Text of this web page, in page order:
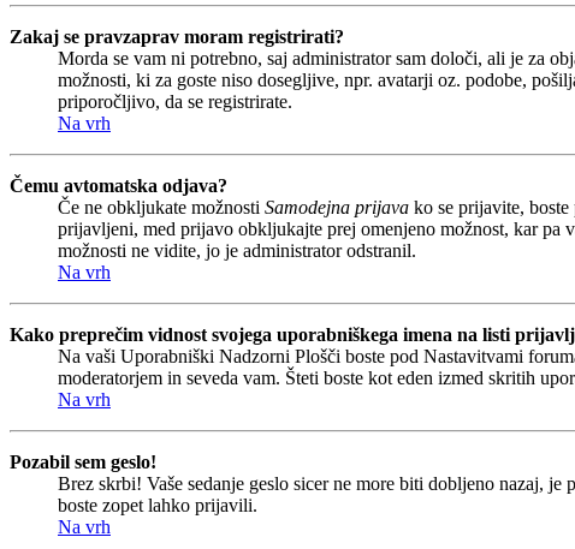
Zakaj se pravzaprav moram registrirati?
Morda se vam ni potrebno, saj administrator sam določi, ali je za
možnosti, ki za goste niso dosegljive, npr. avatarji oz. podobe,
priporočljivo, da se registrirate.
Na vrh
Čemu avtomatska odjava?
Če ne obkljukate možnosti Samodejna prijava ko se prijavite,
prijavljeni, med prijavo obkljukajte prej omenjeno možnost, kar pa
možnosti ne vidite, jo je administrator odstranil.
Na vrh
Kako preprečim vidnost svojega uporabniškega imena na listi
Na vaši Uporabniški Nadzorni Plošči boste pod Nastavitvami
moderatorjem in seveda vam. Šteti boste kot eden izmed skritih
Na vrh
Pozabil sem geslo!
Brez skrbi! Vaše sedanje geslo sicer ne more biti dobljeno nazaj,
boste zopet lahko prijavili.
Na vrh